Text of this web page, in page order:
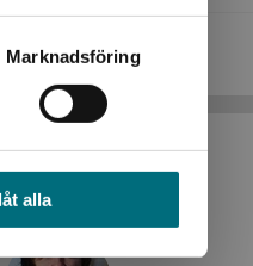
Marknadsföring
alla
och leveransvillkor